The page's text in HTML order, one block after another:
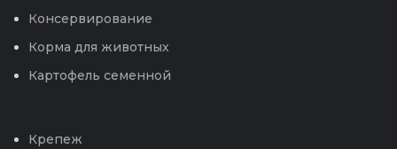
Консервирование
Корма для животных
Картофель семенной
Крепеж